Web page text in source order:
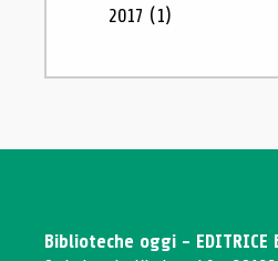
2017 (1)
Biblioteche oggi - EDITRICE